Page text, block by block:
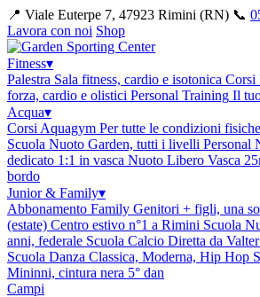
📍 Viale Euterpe 7, 47923 Rimini (RN) 📞
Lavora con noi Shop
Fitness▾
Palestra Sala fitness, cardio e isotonica Corsi
forza, cardio e olistici Personal Training Il
Acqua▾
Corsi Aquagym Per tutte le condizioni fisiche
Scuola Nuoto Garden, tutti i livelli Personal
dedicato 1:1 in vasca Nuoto Libero Vasca
bordo
Junior & Family▾
Abbonamento Family Genitori + figli, una
(estate) Centro estivo n°1 a Rimini Scuola
anni, federale Scuola Calcio Diretta da
Scuola Danza Classica, Moderna, Hip Hop
Mininni, cintura nera 5° dan
Campi